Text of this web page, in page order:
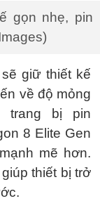
gọn nhẹ, pin
giữ thiết kế
về độ mỏng
trang bị pin
8 Elite Gen
mẽ hơn.
thiết bị trở